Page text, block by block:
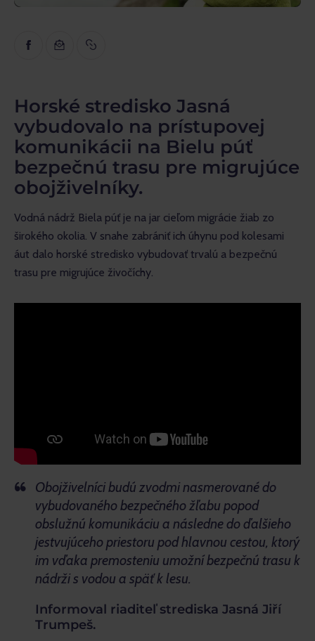
Rozhovory
Recenzie
Horské stredisko Jasná
vybudovalo na prístupovej
komunikácii na Bielu púť
bezpečnú trasu pre migrujúce
obojživelníky.
Vodná nádrž Biela púť je na jar cieľom migrácie žiab zo
širokého okolia. V snahe zabrániť ich úhynu pod kolesami
áut dalo horské stredisko vybudovať trvalú a bezpečnú
trasu pre migrujúce živočíchy.
Obojživelníci budú zvodmi nasmerované do
vybudovaného bezpečného žľabu popod
obslužnú komunikáciu a následne do ďalšieho
jestvujúceho priestoru pod hlavnou cestou, ktorý
im vďaka premosteniu umožní bezpečnú trasu k
nádrži s vodou a späť k lesu.
Informoval riaditeľ strediska Jasná Jiří
Trumpeš.